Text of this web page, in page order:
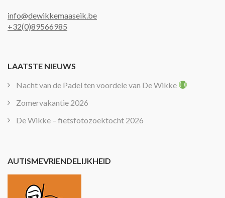
info@dewikkemaaseik.be
+32(0)89566985
LAATSTE NIEUWS
Nacht van de Padel ten voordele van De Wikke
Zomervakantie 2026
De Wikke – fietsfotozoektocht 2026
AUTISMEVRIENDELIJKHEID